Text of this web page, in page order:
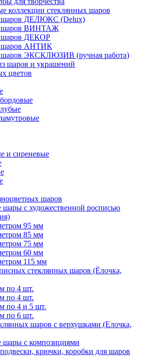
коллекции стеклянных шаров
шаров ДЕЛЮКС (Delux)
шаров ВИНТАЖ
шаров ДЕКОР
шаров АНТИК
шаров ЭКСКЛЮЗИВ (ручная работа)
шаров и украшений
цветов
и сиреневые
шаров
шары с художественной росписью
95 мм
85 мм
75 мм
60 мм
115 мм
стеклянных шаров (Ёлочка,
по 4 шт.
по 4 шт.
по 4 и 5 шт.
по 6 шт.
шаров с верхушками (Елочка,
шары с композициями
крючки, коробки для шаров